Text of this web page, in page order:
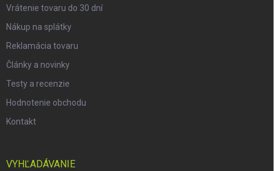
Vrátenie tovaru do 30 dní
Nákup na splátky
Reklamácia tovaru
Články a novinky
Testy a recenzie
Hodnotenie obchodu
Kontakt
VYHĽADÁVANIE